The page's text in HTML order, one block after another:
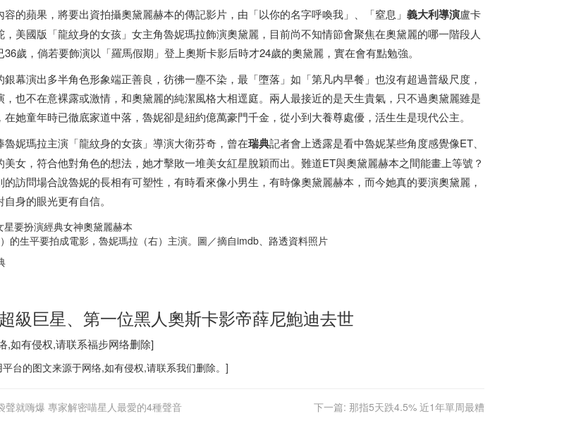
的蘋果，將要出資拍攝奧黛麗赫本的傳記影片，由「以你的名字呼喚我」、「窒息」 義大利導演盧卡
，美國版「龍紋身的女孩」女主角魯妮瑪拉飾演奧黛麗，目前尚不知情節會聚焦在奧黛麗的哪一階段人
歲，倘若要飾演以「羅馬假期」登上奧斯卡影后時才24歲的奧黛麗，實在會有點勉強。
銀幕演出多半角色形象端正善良，彷彿一塵不染，最「墮落」如「第凡内早餐」也沒有超過普級尺度，
，也不在意裸露或激情，和奧黛麗的純潔風格大相逕庭。兩人最接近的是天生貴氣，只不過奧黛麗雖是
她童年時已徹底家道中落，魯妮卻是紐約億萬豪門千金，從小到大養尊處優，活生生是現代公主。
魯妮瑪拉主演「龍紋身的女孩」導演大衛芬奇，曾在瑞典記者會上透露是看中魯妮某些角度感覺像ET、
美女，符合他對角色的想法，她才擊敗一堆美女紅星脫穎而出。難道ET與奧黛麗赫本之間能畫上等號？
的訪問場合說魯妮的長相有可塑性，有時看來像小男生，有時像奧黛麗赫本，而今她真的要演奧黛麗，
身的眼光更有自信。
的生平要拍成電影，魯妮瑪拉（右）主演。圖／摘自imdb、路透資料照片
級巨星、第一位黑人奧斯卡影帝薛尼鮑迪去世
,如有侵权,请联系福步网络删除]
平台的图文来源于网络,如有侵权,请联系我们删除。]
聲就嗨爆 專家解密喵星人最愛的4種聲音 下一篇: 那指5天跌4.5% 近1年單周最糟